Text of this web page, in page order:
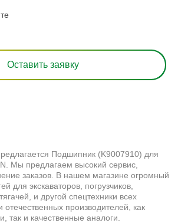
Оставить заявку
Подшипник (K9007910) для
Мы предлагаем высокий сервис,
заказов. В нашем магазине огромный
для экскаваторов, погрузчиков,
и другой спецтехники всех
отечественных производителей, как
так и качественные аналоги.